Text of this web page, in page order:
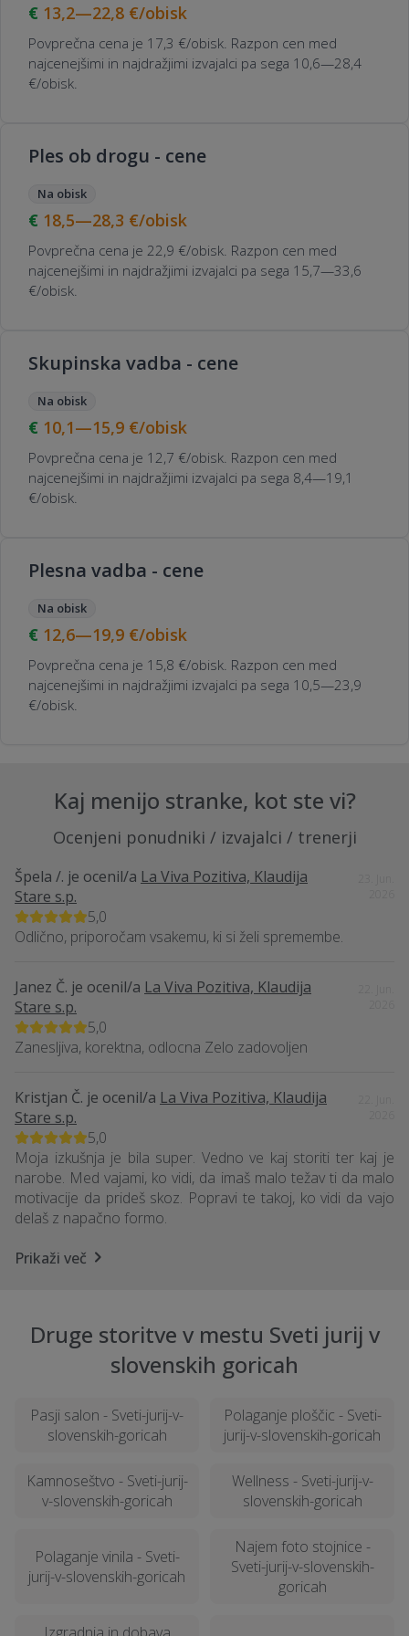
13,2—22,8 €/obisk
Povprečna cena je 17,3 €/obisk. Razpon cen med
najcenejšimi in najdražjimi izvajalci pa sega 10,6—28,4
€/obisk.
Ples ob drogu - cene
Na obisk
18,5—28,3 €/obisk
Povprečna cena je 22,9 €/obisk. Razpon cen med
najcenejšimi in najdražjimi izvajalci pa sega 15,7—33,6
€/obisk.
Skupinska vadba - cene
Na obisk
10,1—15,9 €/obisk
Povprečna cena je 12,7 €/obisk. Razpon cen med
najcenejšimi in najdražjimi izvajalci pa sega 8,4—19,1
€/obisk.
Plesna vadba - cene
Na obisk
12,6—19,9 €/obisk
Povprečna cena je 15,8 €/obisk. Razpon cen med
najcenejšimi in najdražjimi izvajalci pa sega 10,5—23,9
€/obisk.
Kaj menijo stranke, kot ste vi?
Ocenjeni ponudniki / izvajalci / trenerji
Špela /. je ocenil/a La Viva Pozitiva, Klaudija
Stare s.p.
5,0
Odlično, priporočam vsakemu, ki si želi spremembe.
Janez Č. je ocenil/a La Viva Pozitiva, Klaudija
Stare s.p.
5,0
Zanesljiva, korektna, odlocna Zelo zadovoljen
Kristjan Č. je ocenil/a La Viva Pozitiva, Klaudija
Stare s.p.
5,0
Moja izkušnja je bila super. Vedno ve kaj storiti ter kaj je
narobe. Med vajami, ko vidi, da imaš malo težav ti da malo
motivacije da prideš skoz. Popravi te takoj, ko vidi da vajo
delaš z napačno formo.
Prikaži več
Druge storitve v mestu Sveti jurij v
slovenskih goricah
Pasji salon - Sveti-jurij-v-
slovenskih-goricah
Polaganje ploščic - Sveti-
jurij-v-slovenskih-goricah
Kamnoseštvo - Sveti-jurij-
v-slovenskih-goricah
Wellness - Sveti-jurij-v-
slovenskih-goricah
Polaganje vinila - Sveti-
jurij-v-slovenskih-goricah
Najem foto stojnice -
Sveti-jurij-v-slovenskih-
goricah